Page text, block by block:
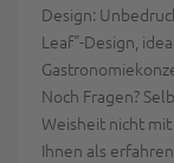
Design:
Leaf"-Design,
Noch Fragen?
Weisheit nicht
Ihnen als